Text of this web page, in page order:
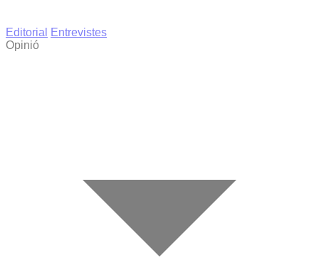
Editorial
Entrevistes
Opinió